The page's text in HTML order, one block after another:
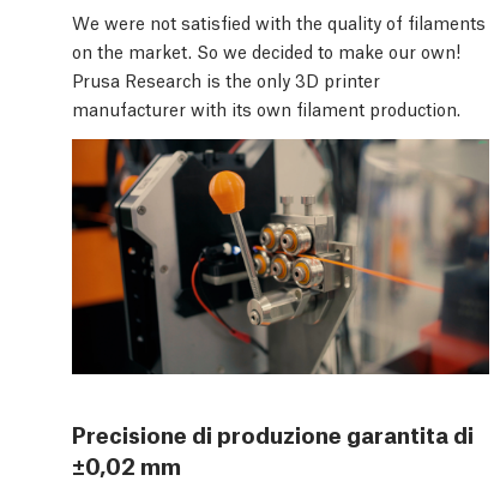
We were not satisfied with the quality of filaments
on the market. So we decided to make our own!
Prusa Research is the only 3D printer
manufacturer with its own filament production.
Precisione di produzione garantita di
±0,02 mm